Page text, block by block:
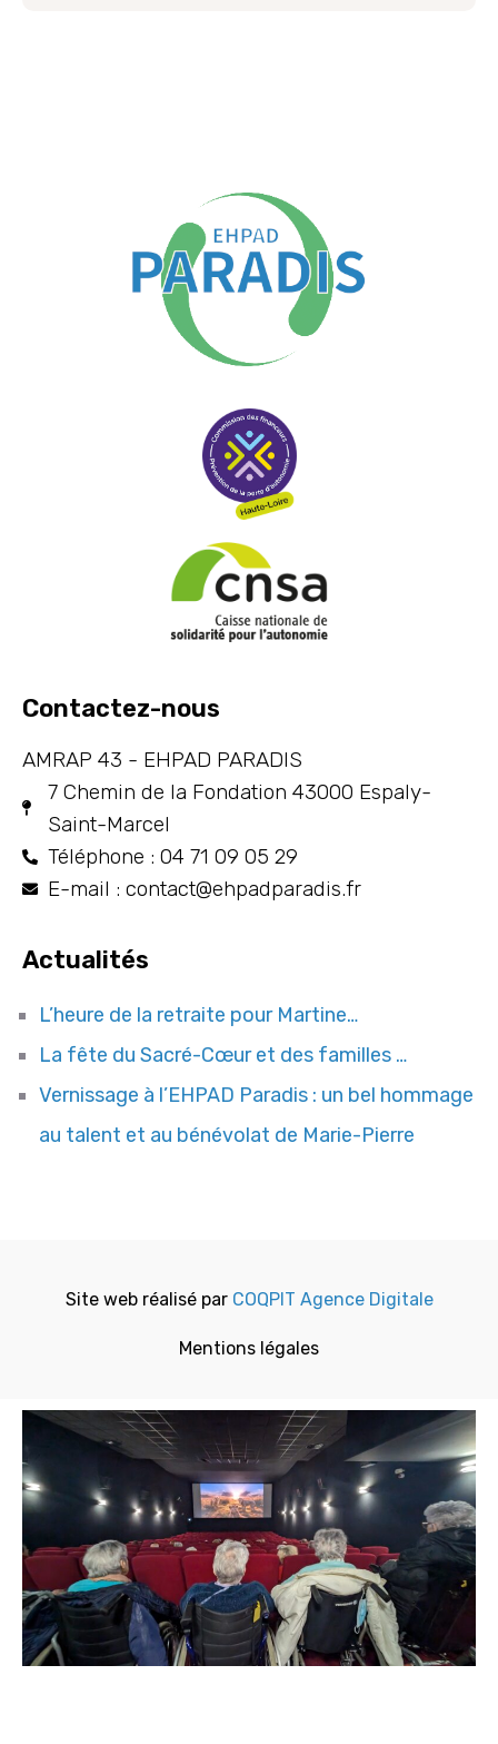
Contactez-nous
AMRAP 43 - EHPAD PARADIS
7 Chemin de la Fondation 43000 Espaly-
Saint-Marcel
Téléphone : 04 71 09 05 29
E-mail : contact@ehpadparadis.fr
Actualités
L’heure de la retraite pour Martine…
La fête du Sacré-Cœur et des familles …
Vernissage à l’EHPAD Paradis : un bel hommage
au talent et au bénévolat de Marie-Pierre
Site web réalisé par COQPIT Agence Digitale
Mentions légales